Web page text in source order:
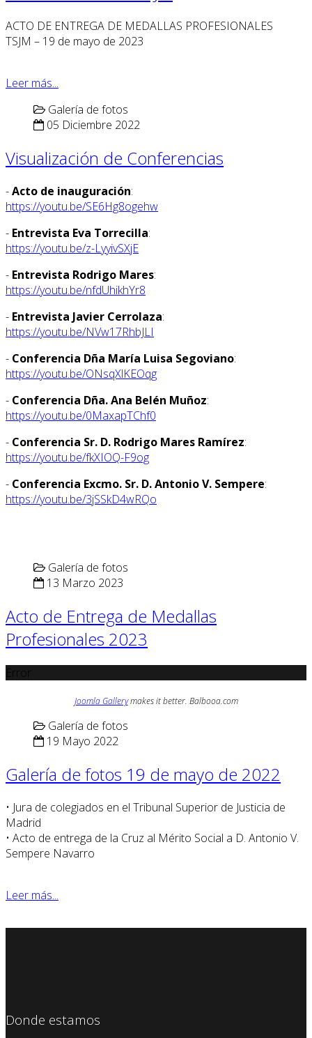
ACTO DE ENTREGA DE MEDALLAS PROFESIONALES
TSJM – 19 de mayo de 2023
Leer más...
Galería de fotos
05 Diciembre 2022
Visualización de Conferencias
-Acto de inauguración:
https://youtu.be/SE6Hg8ogehw
- Entrevista Eva Torrecilla:
https://youtu.be/z-LyyivSXjE
- Entrevista Rodrigo Mares:
https://youtu.be/nfdUhikhYr8
- Entrevista Javier Cerrolaza:
https://youtu.be/NVw17RhbJLI
- Conferencia Dña María Luisa Segoviano:
https://youtu.be/ONsqXlKEOqg
- Conferencia Dña. Ana Belén Muñoz:
https://youtu.be/0MaxapTChf0
- Conferencia Sr. D. Rodrigo Mares Ramírez:
https://youtu.be/fkXIOQ-F9og
- Conferencia Excmo. Sr. D. Antonio V. Sempere:
https://youtu.be/3jSSkD4wRQo
Galería de fotos
13 Marzo 2023
Acto de Entrega de Medallas
Profesionales 2023
Joomla Gallerymakes it better. Balbooa.com
Galería de fotos
19 Mayo 2022
Galería de fotos 19 de mayo de 2022
• Jura de colegiados en el Tribunal Superior de Justicia de
Madrid
• Acto de entrega de la Cruz al Mérito Social a D. Antonio V.
Sempere Navarro
Leer más...
Donde estamos